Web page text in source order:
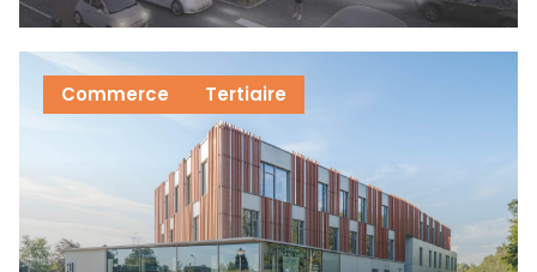
Commerce Tertiaire